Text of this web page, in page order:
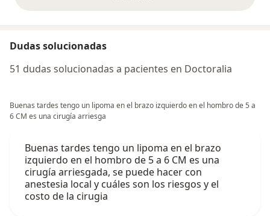
Dudas solucionadas
51 dudas solucionadas a pacientes en Doctoralia
Buenas tardes tengo un lipoma en el brazo izquierdo en el hombro de 5 a
6 CM es una cirugía arriesga
Buenas tardes tengo un lipoma en el brazo
izquierdo en el hombro de 5 a 6 CM es una
cirugía arriesgada, se puede hacer con
anestesia local y cuáles son los riesgos y el
costo de la cirugia